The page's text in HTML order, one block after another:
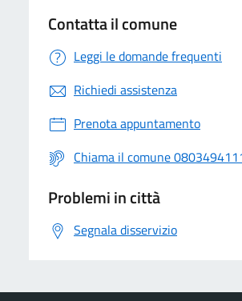
Contatta il comune
Leggi le domande frequenti
Richiedi assistenza
Prenota appuntamento
Chiama il comune
Problemi in città
Segnala disservizio